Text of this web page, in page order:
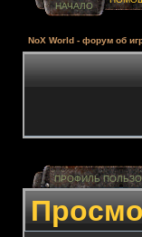
НАЧАЛО
NoX World - форум об
ПРОФИЛЬ